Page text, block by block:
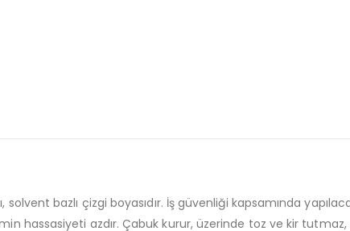
solvent bazlı çizgi boyasıdır. İş güvenliği kapsamında
hassasiyeti azdır. Çabuk kurur, üzerinde toz ve kir tutmaz,